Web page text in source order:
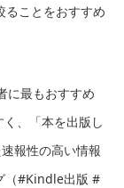
ることをおすすめ
に最もおすすめ
、「本を出版し
報性の高い情報
（#Kindle出版 #